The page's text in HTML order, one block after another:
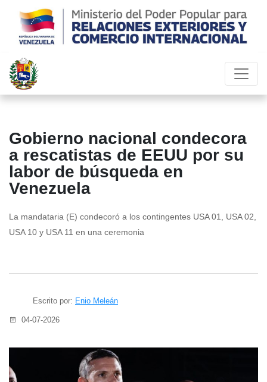
Gobierno nacional condecora
a rescatistas de EEUU por su
labor de búsqueda en
Venezuela
La mandataria (E) condecoró a los contingentes USA 01, USA 02,
USA 10 y USA 11 en una ceremonia
Escrito por: Enio Meleán
04-07-2026